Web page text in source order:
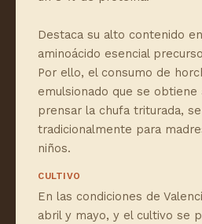
Destaca su alto contenido
aminoácido esencial
Por ello, el consumo de
emulsionado que se obtiene
prensar la chufa triturada,
tradicionalmente para
niños.
CULTIVO
En las condiciones de
abril y mayo, y el cultivo se